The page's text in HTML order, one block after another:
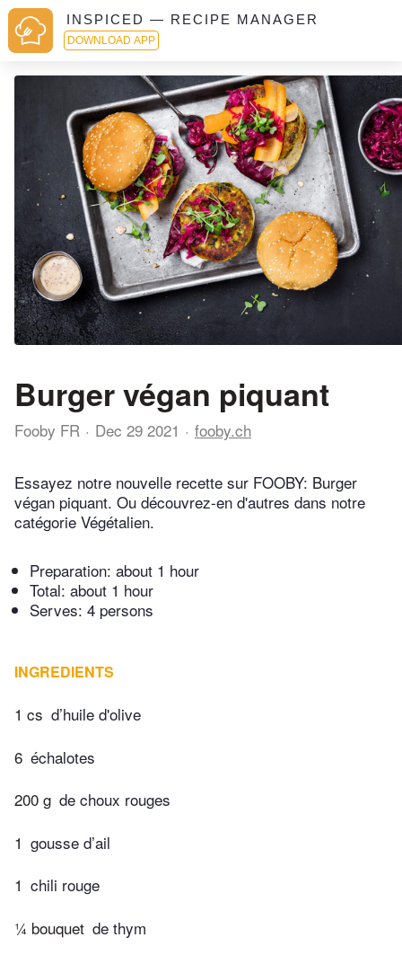
INSPICED — RECIPE MANAGER
DOWNLOAD APP
Burger végan piquant
Fooby FR Dec 29 2021 fooby.ch
Essayez notre nouvelle recette sur FOOBY: Burger
végan piquant. Ou découvrez-en d'autres dans notre
catégorie Végétalien.
Preparation: about 1 hour
Total: about 1 hour
Serves: 4 persons
INGREDIENTS
1 cs d’huile d'olive
6 échalotes
200 g de choux rouges
1 gousse d’ail
1 chili rouge
¼ bouquet de thym